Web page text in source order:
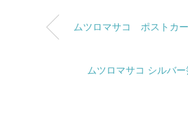
ムツロマサコ ポストカ
ムツロマサコ シルバー